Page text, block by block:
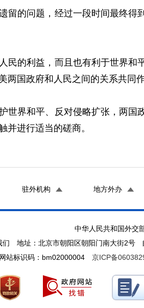
的问题，经过一段时间最终得
的利益，而且也有利于世界和
国政府和人民之间的关系共同
界和平、反对侵略扩张，两国
并进行适当的磋商。
驻外机构 地方外办
中华人民共和国外
们 地址：北京市朝阳区朝阳门南大街2
网站标识码：bm02000004 京ICP备